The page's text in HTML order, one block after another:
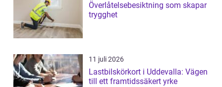
Överlåtelsebesiktning som skapar
trygghet
11 juli 2026
Lastbilskörkort i Uddevalla: Vägen
till ett framtidssäkert yrke